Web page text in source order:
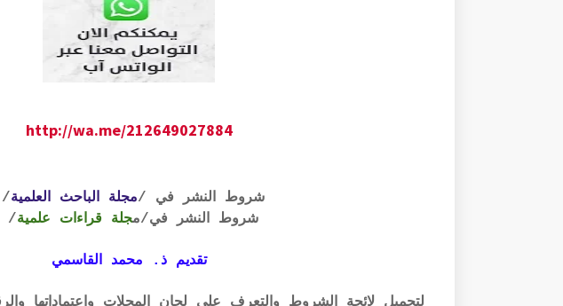
http://wa.me/212649027884
شروط النشر في /مجلة الباحث العلمية/
شروط النشر في/مجلة قراءات علمية/
تقديم ذ. محمد القاسمي